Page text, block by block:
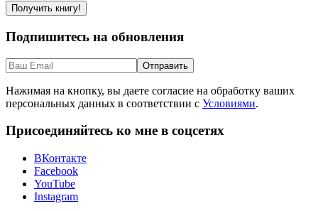
Подпишитесь на обновления
Нажимая на кнопку, вы даете согласие на обработку ваших
персональных данных в соответствии с Условиями.
Присоединяйтесь ко мне в соцсетях
ВКонтакте
Facebook
YouTube
Instagram